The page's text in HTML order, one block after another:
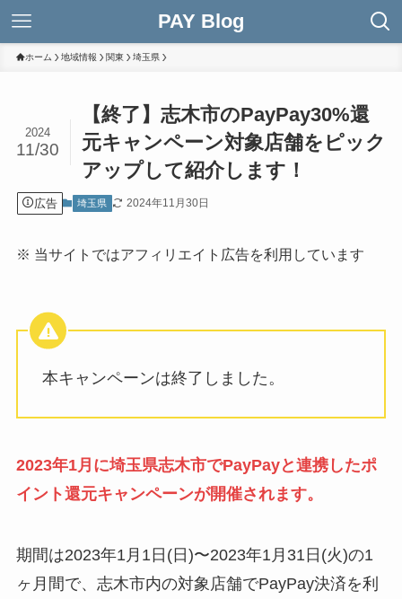
PAY Blog
ホーム 地域情報 関東 埼玉県
【終了】志木市のPayPay30%還
元キャンペーン対象店舗をピック
アップして紹介します！
2024
11/30
広告 埼玉県 2024年11月30日
※ 当サイトではアフィリエイト広告を利用しています
本キャンペーンは終了しました。
2023年1月に埼玉県志木市でPayPayと連携したポ
イント還元キャンペーンが開催されます。
期間は2023年1月1日(日)〜2023年1月31日(火)の1
ヶ月間で、志木市内の対象店舗でPayPay決済を利